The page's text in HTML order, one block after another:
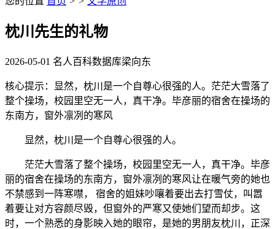
枕川先生的礼物
2026-05-01 名人百科数据库梁向东
核心提示：显然，枕川是一个自尊心很强的人。茫茫大雪落了
整个操场，校园里空无一人，真干净。毕彦丽的宿舍在操场的
东南方，窗外凛冽的寒风
显然，枕川是一个自尊心很强的人。
茫茫大雪落了整个操场，校园里空无一人，真干净。毕彦
丽的宿舍在操场的东南方，窗外凛冽的寒风让在暖气旁的她也
不禁感到一阵寒噤， 宿舍的姐妹吵嚷着要出去打雪仗，叫嚣
着要让对方容颜尽毁，但窗外的严寒又使她们望而却步。这
时，一个熟悉的身影映入她的眼帘，是她的男朋友枕川，正深